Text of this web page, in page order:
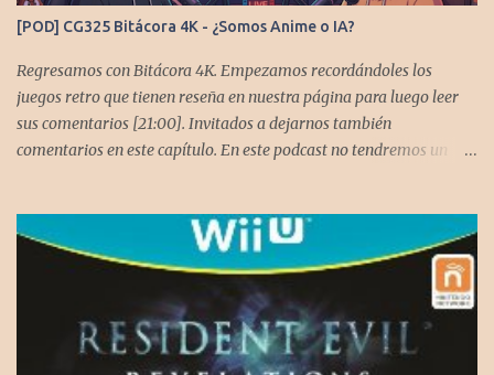
[POD] CG325 Bitácora 4K - ¿Somos Anime o IA?
Regresamos con Bitácora 4K. Empezamos recordándoles los
juegos retro que tienen reseña en nuestra página para luego leer
sus comentarios [21:00]. Invitados a dejarnos también
comentarios en este capítulo. En este podcast no tendremos un
@GoombaVictor y @flagstaad que no estarían aquí si no es por
ustedes. Muchas gracias a todos los que nos agregan a sus
plataformas de podcast y nos dejan comentarios en las cuentas de
redes. Spotify YouTube. Twitter -
https://twitter.com/CronicasGoomba Instagram -
https://www.instagram.com/cronicasgoomba/ Facebook -